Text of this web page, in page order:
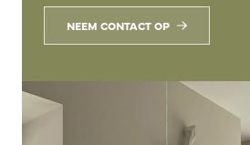
NEEM CONTACT OP